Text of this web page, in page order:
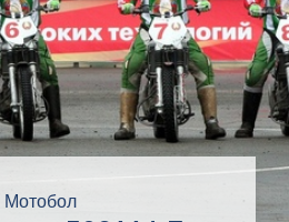
Мотобол